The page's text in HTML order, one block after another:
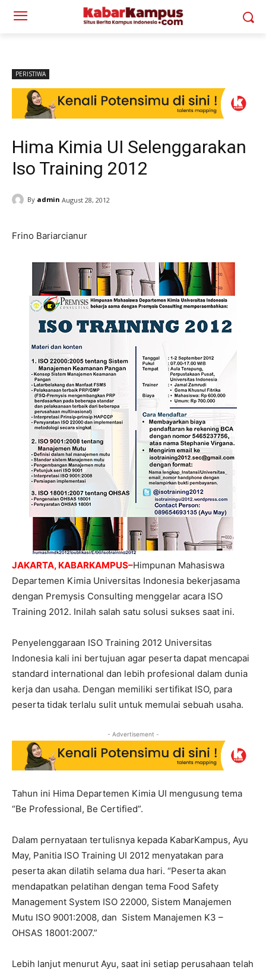
PERISTIWA
Hima Kimia UI Selenggarakan
Iso Training 2012
By admin August 28, 2012
Frino Bariarcianur
JAKARTA, KABARKAMPUS–Himpunan Mahasiswa
Departemen Kimia Universitas Indonesia bekerjasama
dengan Premysis Consulting menggelar acara ISO
Training 2012. Inilah salah satu solusi sukses saat ini.
Penyelenggaraan ISO Training 2012 Universitas
Indonesia kali ini bertujuan agar peserta dapat mencapai
standard international dan lebih profesional dalam dunia
kerja dan usaha. Dengan memiliki sertifikat ISO, para
peserta tidak terlalu sulit untuk memulai sebuah usaha.
- Advertisement -
Tahun ini Hima Departemen Kimia UI mengusung tema
“Be Professional, Be Certified”.
Dalam pernyataan tertulisnya kepada KabarKampus, Ayu
May, Panitia ISO Training UI 2012 menyatakan para
peserta akan dilatih selama dua hari. “Peserta akan
mendapatkan pelatihan dengan tema Food Safety
Management System ISO 22000, Sistem Manajemen
Mutu ISO 9001:2008, dan Sistem Manajemen K3 –
OHSAS 18001:2007.”
Lebih lanjut menurut Ayu, saat ini setiap perusahaan telah